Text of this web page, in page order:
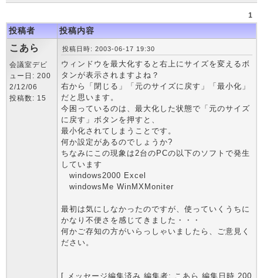
1
投稿者 投稿内容
こあら
会議室デビ
ュー日: 200
2/12/06
投稿数: 15
投稿日時: 2003-06-17 19:30
ウィンドウを最大化すると右上にサイズを変えるボ
タンが表示されますよね？
右から「閉じる」「元のサイズに戻す」「最小化」
だと思います。
今困っているのは、最大化した状態で「元のサイズ
に戻す」ボタンを押すと、
最小化されてしまうことです。
何か設定があるのでしょうか?
ちなみにこの現象は2台のPCの以下のソフトで発生
しています
windows2000 Excel
windowsMe WinMXMoniter
最初は気にしなかったのですが、使っていくうちに
かなり不便さを感じてきました・・・
何かご存知の方がいらっしゃいましたら、ご意見く
ださい。
[ メッセージ編集済み 編集者: こあら 編集日時 200